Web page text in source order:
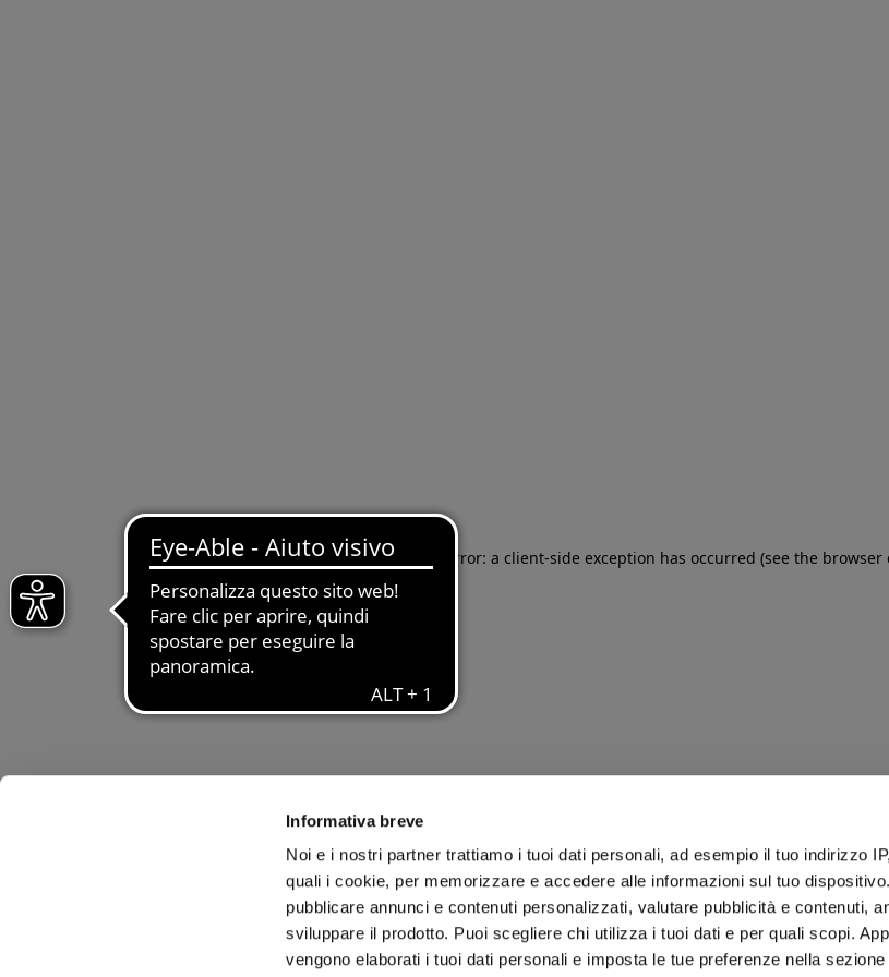
Informativa breve
Noi e i nostri partner trattiamo i tuoi dati personali, ad esempio il tuo indirizzo
quali i cookie, per memorizzare e accedere alle informazioni sul tuo
pubblicare annunci e contenuti personalizzati, valutare pubblicità e contenuti,
sviluppare il prodotto. Puoi scegliere chi utilizza i tuoi dati e per quali scopi.
vengono elaborati i tuoi dati personali e imposta le tue preferenze nella
Application error: a client-side exception has occurred (see the